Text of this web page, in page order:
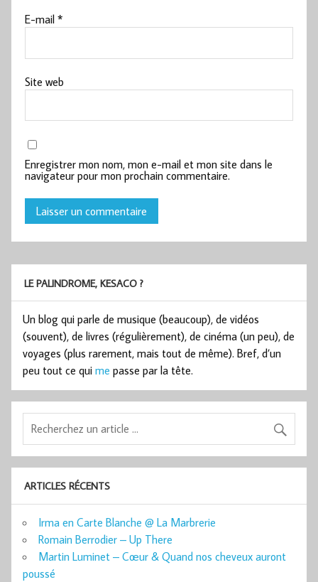
E-mail*
Site web
Enregistrer mon nom, mon e-mail et mon site dans le
navigateur pour mon prochain commentaire.
LE PALINDROME, KESACO ?
Un blog qui parle de musique (beaucoup), de vidéos
(souvent), de livres (régulièrement), de cinéma (un peu), de
voyages (plus rarement, mais tout de même). Bref, d’un
peu tout ce qui me passe par la tête.
ARTICLES RÉCENTS
Irma en Carte Blanche @ La Marbrerie
Romain Berrodier – Up There
Martin Luminet – Cœur & Quand nos cheveux auront
poussé